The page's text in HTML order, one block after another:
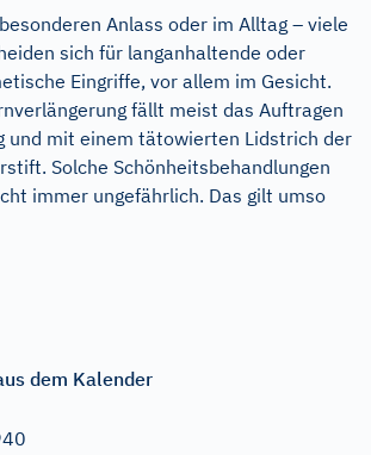
Anlass oder im Alltag – viele
sich für langanhaltende oder
Eingriffe, vor allem im Gesicht.
fällt meist das Auftragen
und mit einem tätowierten Lidstrich der
Solche Schönheitsbehandlungen
immer ungefährlich. Das gilt umso
dem Kalender